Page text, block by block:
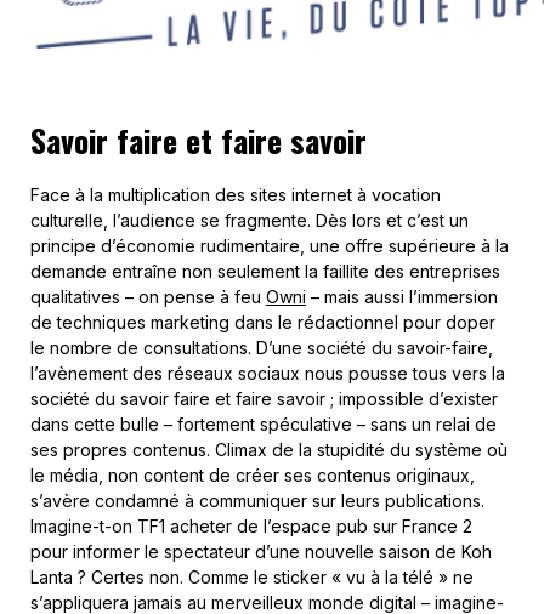
Savoir faire et faire savoir
Face à la multiplication des sites internet à vocation
culturelle, l’audience se fragmente. Dès lors et c’est un
principe d’économie rudimentaire, une offre supérieure à la
demande entraîne non seulement la faillite des entreprises
qualitatives – on pense à feu Owni – mais aussi l’immersion
de techniques marketing dans le rédactionnel pour doper
le nombre de consultations. D’une société du savoir-faire,
l’avènement des réseaux sociaux nous pousse tous vers la
société du savoir faire et faire savoir ; impossible d’exister
dans cette bulle – fortement spéculative – sans un relai de
ses propres contenus. Climax de la stupidité du système où
le média, non content de créer ses contenus originaux,
s’avère condamné à communiquer sur leurs publications.
Imagine-t-on TF1 acheter de l’espace pub sur France 2
pour informer le spectateur d’une nouvelle saison de Koh
Lanta ? Certes non. Comme le sticker « vu à la télé » ne
s’appliquera jamais au merveilleux monde digital – imagine-